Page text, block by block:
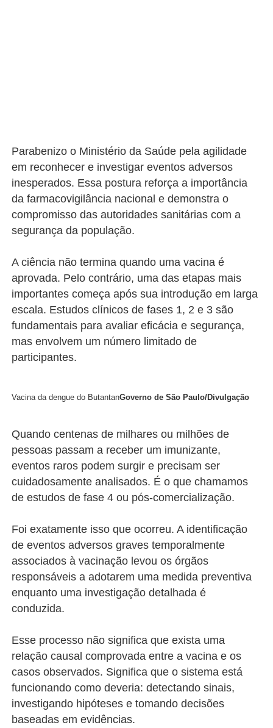
Parabenizo o Ministério da Saúde pela agilidade
em reconhecer e investigar eventos adversos
inesperados. Essa postura reforça a importância
da farmacovigilância nacional e demonstra o
compromisso das autoridades sanitárias com a
segurança da população.
A ciência não termina quando uma vacina é
aprovada. Pelo contrário, uma das etapas mais
importantes começa após sua introdução em larga
escala. Estudos clínicos de fases 1, 2 e 3 são
fundamentais para avaliar eficácia e segurança,
mas envolvem um número limitado de
participantes.
Vacina da dengue do ButantanGoverno de São Paulo/Divulgação
Quando centenas de milhares ou milhões de
pessoas passam a receber um imunizante,
eventos raros podem surgir e precisam ser
cuidadosamente analisados. É o que chamamos
de estudos de fase 4 ou pós-comercialização.
Foi exatamente isso que ocorreu. A identificação
de eventos adversos graves temporalmente
associados à vacinação levou os órgãos
responsáveis a adotarem uma medida preventiva
enquanto uma investigação detalhada é
conduzida.
Esse processo não significa que exista uma
relação causal comprovada entre a vacina e os
casos observados. Significa que o sistema está
funcionando como deveria: detectando sinais,
investigando hipóteses e tomando decisões
baseadas em evidências.